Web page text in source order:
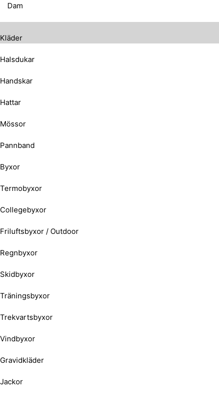
Dam
Kläder
Halsdukar
Handskar
Hattar
Mössor
Pannband
Byxor
Termobyxor
Collegebyxor
Friluftsbyxor / Outdoor
Regnbyxor
Skidbyxor
Träningsbyxor
Trekvartsbyxor
Vindbyxor
Gravidkläder
Jackor